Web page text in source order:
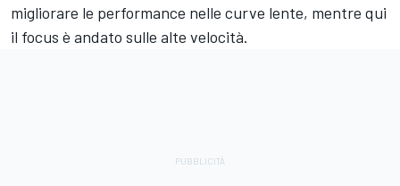
migliorare le performance nelle curve lente, mentre qui
il focus è andato sulle alte velocità.